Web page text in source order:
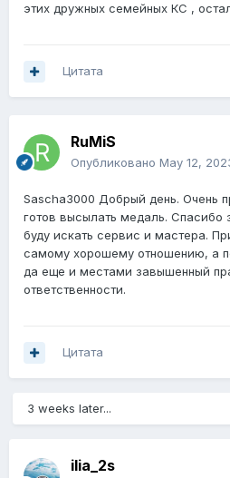
этих дружных семейных КС ,
Цитата
RuMiS
Опубликовано May 12,
Sascha3000 Добрый день. Очень
готов высылать медаль. Спасибо
буду искать сервис и мастера.
самому хорошему отношению, а
да еще и местами завышенный
ответственности.
Цитата
3 weeks later...
ilia_2s